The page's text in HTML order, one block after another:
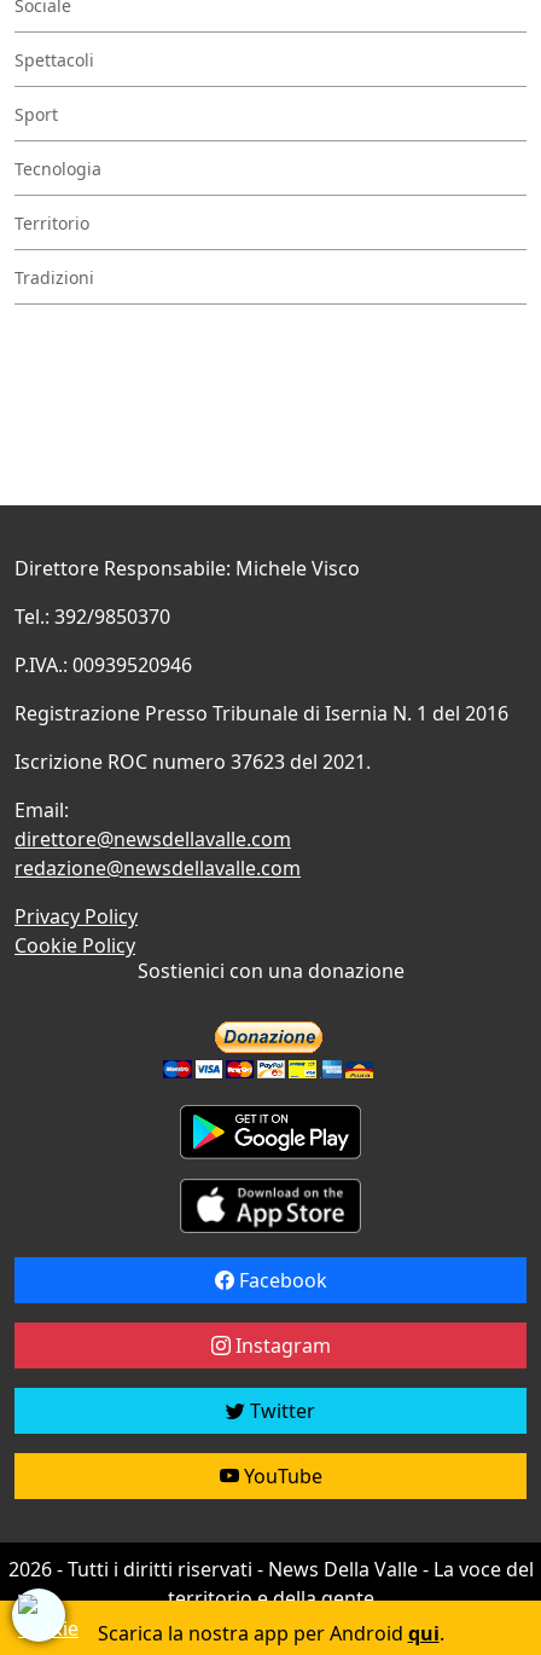
Sociale
Spettacoli
Sport
Tecnologia
Territorio
Tradizioni
Direttore Responsabile: Michele Visco
Tel.: 392/9850370
P.IVA.: 00939520946
Registrazione Presso Tribunale di Isernia N. 1 del 2016
Iscrizione ROC numero 37623 del 2021.
Email:
direttore@newsdellavalle.com
redazione@newsdellavalle.com
Privacy Policy
Cookie Policy
Sostienici con una donazione
Facebook
Instagram
Twitter
YouTube
2026 - Tutti i diritti riservati - News Della Valle - La voce del
territorio e della gente
Credit by efree
Scarica la nostra app per Android qui.